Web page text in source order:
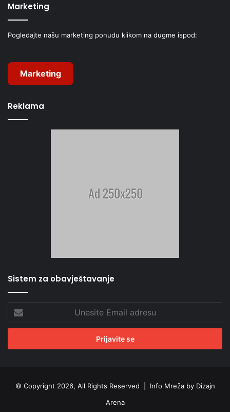
Marketing
Pogledajte našu marketing ponudu klikom na dugme ispod:
Marketing
Reklama
Sistem za obavještavanje
Email
adresu
© Copyright 2026, All Rights Reserved | Info Mreža by Dizajn
Arena